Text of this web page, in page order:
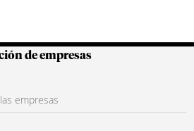
Colombianas
de empresas